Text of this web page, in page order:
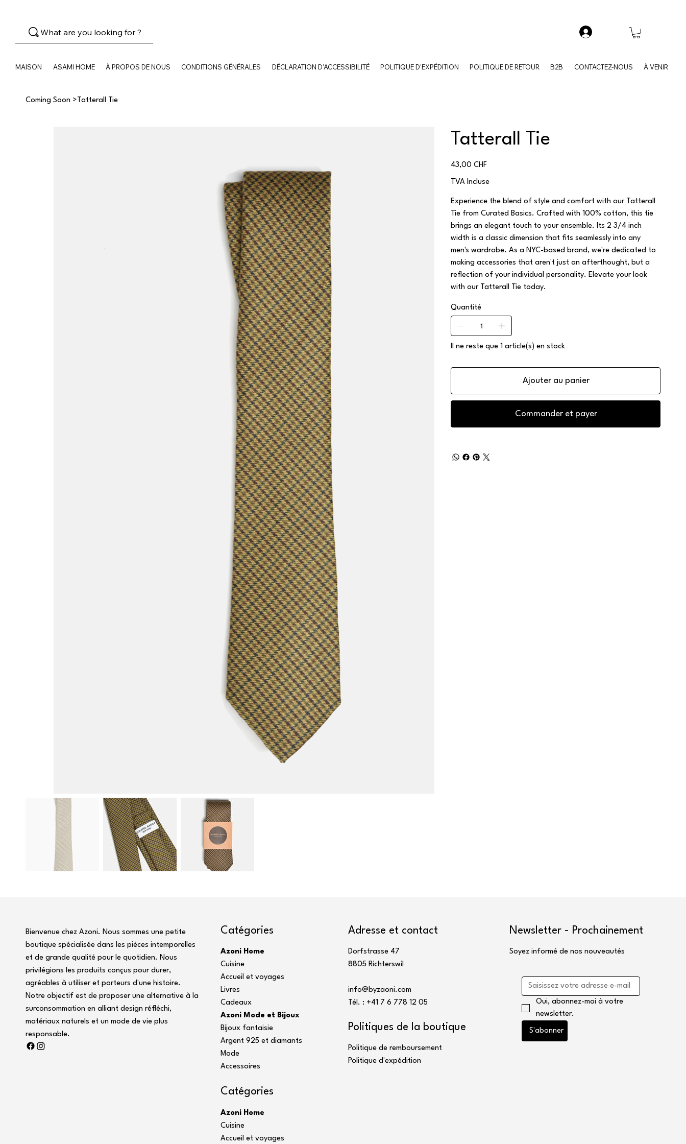
What are you looking for ?
MAISON ASAMI HOME À PROPOS DE NOUS CONDITIONS GÉNÉRALES DÉCLARATION D'ACCESSIBILITÉ POLITIQUE D'EXPÉDITION POLITIQUE DE RETOUR B2B CONTACTEZ-NOUS À VENIR
Coming Soon > Tatterall Tie
Tatterall Tie
Prix
43,00 CHF
TVA Incluse
Experience the blend of style and comfort with our Tatterall
Tie from Curated Basics. Crafted with 100% cotton, this tie
brings an elegant touch to your ensemble. Its 2 3/4 inch
width is a classic dimension that fits seamlessly into any
men's wardrobe. As a NYC-based brand, we're dedicated to
making accessories that aren't just an afterthought, but a
reflection of your individual personality. Elevate your look
with our Tatterall Tie today.
Quantité
Il ne reste que 1 article(s) en stock
Ajouter au panier
Commander et payer
Bienvenue chez Azoni. Nous sommes une petite
boutique spécialisée dans les pièces intemporelles
et de grande qualité pour le quotidien. Nous
privilégions les produits conçus pour durer,
agréables à utiliser et porteurs d'une histoire.
Notre objectif est de proposer une alternative à la
surconsommation en alliant design réfléchi,
matériaux naturels et un mode de vie plus
responsable.
Catégories
Azoni Home
Cuisine
Accueil et voyages
Livres
Cadeaux
Azoni Mode et Bijoux
Bijoux fantaisie
Argent 925 et diamants
Mode
Accessoires
Catégories
Azoni Home
Cuisine
Accueil et voyages
Adresse et contact
Dorfstrasse 47
8805 Richterswil
info@byzaoni.com
Tél. : +41 7 6 778 12 05
Politiques de la boutique
Politique de remboursement
Politique d'expédition
Newsletter - Prochainement
Soyez informé de nos nouveautés
Oui, abonnez-moi à votre
newsletter.
S'abonner